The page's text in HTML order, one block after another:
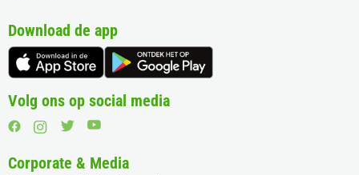
Download de app
Volg ons op social media
Corporate & Media